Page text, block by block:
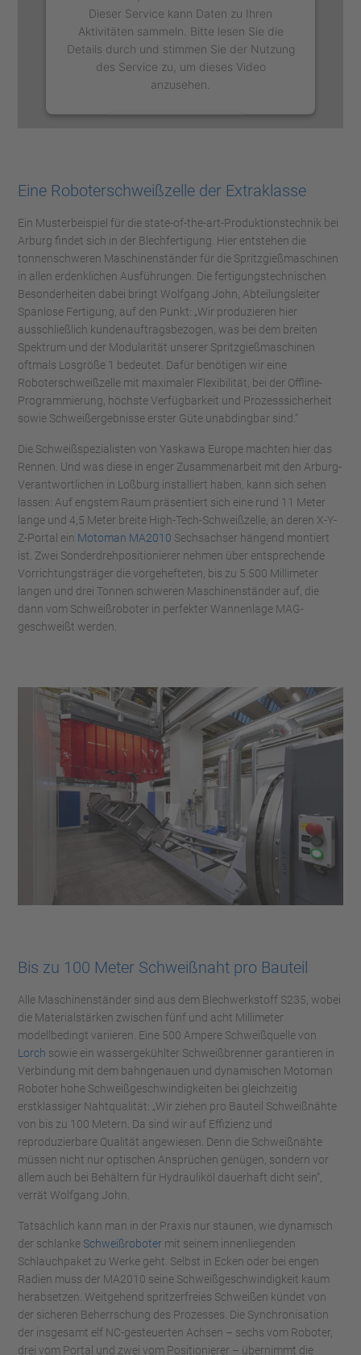
Dieser Service kann Daten zu Ihren
Aktivitäten sammeln. Bitte lesen Sie die
Details durch und stimmen Sie der Nutzung
des Service zu, um dieses Video
anzusehen.
powered byUsercentrics Consent
Management Platform
Eine Roboterschweißzelle der Extraklasse
Ein Musterbeispiel für die state-of-the-art-Produktionstechnik bei
Arburg findet sich in der Blechfertigung. Hier entstehen die
tonnenschweren Maschinenständer für die Spritzgießmaschinen
in allen erdenklichen Ausführungen. Die fertigungstechnischen
Besonderheiten dabei bringt Wolfgang John, Abteilungsleiter
Spanlose Fertigung, auf den Punkt: „Wir produzieren hier
ausschließlich kundenauftragsbezogen, was bei dem breiten
Spektrum und der Modularität unserer Spritzgießmaschinen
oftmals Losgröße 1 bedeutet. Dafür benötigen wir eine
Roboterschweißzelle mit maximaler Flexibilität, bei der Offline-
Programmierung, höchste Verfügbarkeit und Prozesssicherheit
sowie Schweißergebnisse erster Güte unabdingbar sind.“
Die Schweißspezialisten von Yaskawa Europe machten hier das
Rennen. Und was diese in enger Zusammenarbeit mit den Arburg-
Verantwortlichen in Loßburg installiert haben, kann sich sehen
lassen: Auf engstem Raum präsentiert sich eine rund 11 Meter
lange und 4,5 Meter breite High-Tech-Schweißzelle, an deren X-Y-
Z-Portal ein Motoman MA2010 Sechsachser hängend montiert
ist. Zwei Sonderdrehpositionierer nehmen über entsprechende
Vorrichtungsträger die vorgehefteten, bis zu 5.500 Millimeter
langen und drei Tonnen schweren Maschinenständer auf, die
dann vom Schweißroboter in perfekter Wannenlage MAG-
geschweißt werden.
Bis zu 100 Meter Schweißnaht pro Bauteil
Alle Maschinenständer sind aus dem Blechwerkstoff S235, wobei
die Materialstärken zwischen fünf und acht Millimeter
modellbedingt variieren. Eine 500 Ampere Schweißquelle von
Lorch sowie ein wassergekühlter Schweißbrenner garantieren in
Verbindung mit dem bahngenauen und dynamischen Motoman
Roboter hohe Schweißgeschwindigkeiten bei gleichzeitig
erstklassiger Nahtqualität: „Wir ziehen pro Bauteil Schweißnähte
von bis zu 100 Metern. Da sind wir auf Effizienz und
reproduzierbare Qualität angewiesen. Denn die Schweißnähte
müssen nicht nur optischen Ansprüchen genügen, sondern vor
allem auch bei Behältern für Hydrauliköl dauerhaft dicht sein“,
verrät Wolfgang John.
Tatsächlich kann man in der Praxis nur staunen, wie dynamisch
der schlanke Schweißroboter mit seinem innenliegenden
Schlauchpaket zu Werke geht. Selbst in Ecken oder bei engen
Radien muss der MA2010 seine Schweißgeschwindigkeit kaum
herabsetzen. Weitgehend spritzerfreies Schweißen kündet von
der sicheren Beherrschung des Prozesses. Die Synchronisation
der insgesamt elf NC-gesteuerten Achsen – sechs vom Roboter,
drei vom Portal und zwei vom Positionierer – übernimmt die